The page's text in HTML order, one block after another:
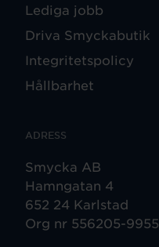
Lediga jobb
Driva Smyckabutik
Integritetspolicy
Hållbarhet
ADRESS
Smycka AB
Hamngatan 4
652 24 Karlstad
Org nr 556205-9955